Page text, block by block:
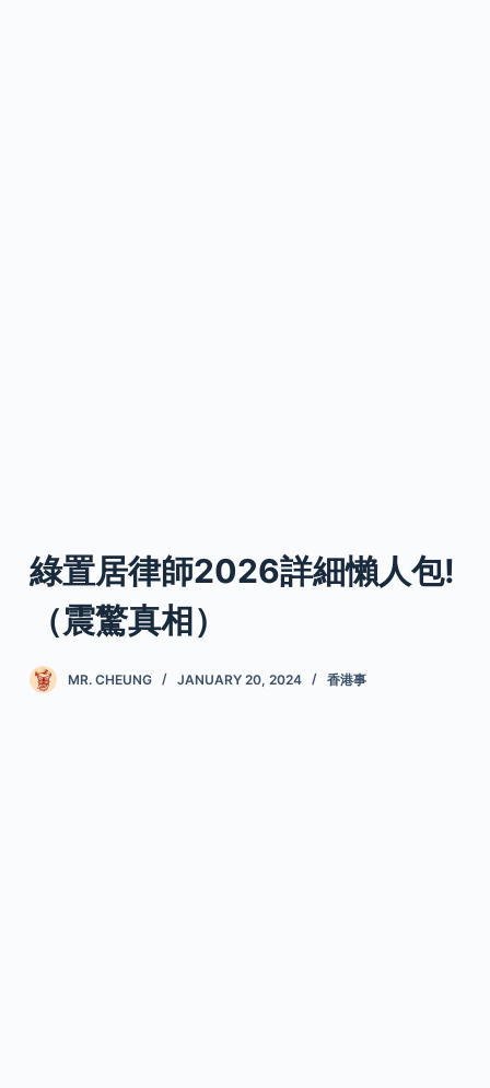
綠置居律師2026詳細懶人包!
（震驚真相）
MR. CHEUNG JANUARY 20, 2024 香港事